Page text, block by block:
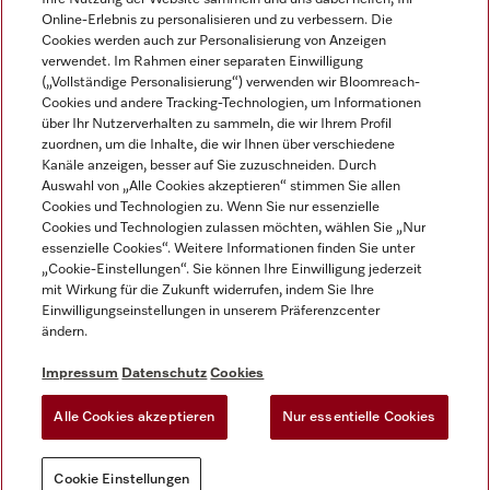
Impressum
AGB
Datenschutz
Nutzungsbedigungen
EU-Gesetzen über digitale Dienste
Miele auf Instagram
Miele auf Facebook
Miele auf Youtube
Online-Erlebnis zu personalisieren und zu verbessern. Die
Cookies werden auch zur Personalisierung von Anzeigen
verwendet. Im Rahmen einer separaten Einwilligung
(„Vollständige Personalisierung“) verwenden wir Bloomreach-
Cookies und andere Tracking-Technologien, um Informationen
über Ihr Nutzerverhalten zu sammeln, die wir Ihrem Profil
zuordnen, um die Inhalte, die wir Ihnen über verschiedene
Kanäle anzeigen, besser auf Sie zuzuschneiden. Durch
Auswahl von „Alle Cookies akzeptieren“ stimmen Sie allen
Cookies und Technologien zu. Wenn Sie nur essenzielle
Cookies und Technologien zulassen möchten, wählen Sie „Nur
essenzielle Cookies“. Weitere Informationen finden Sie unter
„Cookie-Einstellungen“. Sie können Ihre Einwilligung jederzeit
mit Wirkung für die Zukunft widerrufen, indem Sie Ihre
Einwilligungseinstellungen in unserem Präferenzcenter
ändern.
Impressum Datenschutz Cookies
Alle Cookies akzeptieren Nur essentielle Cookies
Cookie Einstellungen